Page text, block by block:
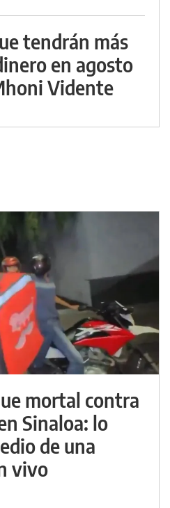
tendrán más
en agosto
Vidente
mortal contra
Sinaloa: lo
de una
vivo